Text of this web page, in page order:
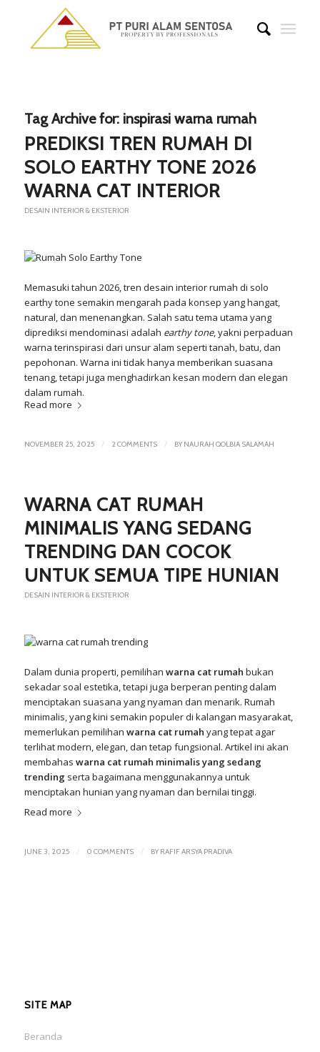
Tag Archive for: inspirasi warna rumah
PREDIKSI TREN RUMAH DI
SOLO EARTHY TONE 2026
WARNA CAT INTERIOR
DESAIN INTERIOR & EKSTERIOR
Memasuki tahun 2026, tren desain interior rumah di solo
earthy tone semakin mengarah pada konsep yang hangat,
natural, dan menenangkan. Salah satu tema utama yang
diprediksi mendominasi adalah earthy tone, yakni perpaduan
warna terinspirasi dari unsur alam seperti tanah, batu, dan
pepohonan. Warna ini tidak hanya memberikan suasana
tenang, tetapi juga menghadirkan kesan modern dan elegan
dalam rumah.
Read more
NOVEMBER 25, 2025 / 2 COMMENTS / BYNAURAH QOLBIA SALAMAH
WARNA CAT RUMAH
MINIMALIS YANG SEDANG
TRENDING DAN COCOK
UNTUK SEMUA TIPE HUNIAN
DESAIN INTERIOR & EKSTERIOR
Dalam dunia properti, pemilihan warna cat rumah bukan
sekadar soal estetika, tetapi juga berperan penting dalam
menciptakan suasana yang nyaman dan menarik. Rumah
minimalis, yang kini semakin populer di kalangan masyarakat,
memerlukan pemilihan warna cat rumah yang tepat agar
terlihat modern, elegan, dan tetap fungsional. Artikel ini akan
membahas warna cat rumah minimalis yang sedang
trending serta bagaimana menggunakannya untuk
menciptakan hunian yang nyaman dan bernilai tinggi.
Read more
JUNE 3, 2025 / 0 COMMENTS / BYRAFIF ARSYA PRADIVA
SITE MAP
Beranda